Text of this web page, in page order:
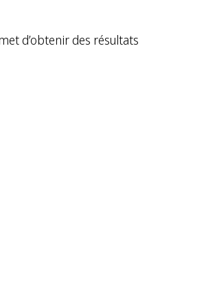
d’obtenir des résultats